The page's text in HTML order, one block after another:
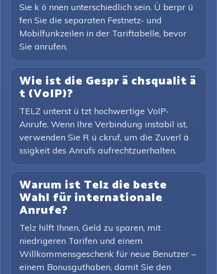
Sie k ö nnen unterschiedlich sein. Ü berpr ü
fen Sie die separaten Festnetz- und
Mobilfunkzeilen in der Tariftabelle, bevor
Sie anrufen.
Wie ist die Gespr ä chsqualit ä
t (VoIP)?
TELZ unterst ü tzt hochwertige VoIP-
Anrufe. Wenn Ihre Verbindung instabil ist,
verwenden Sie R ü ckruf, um die Zuverl ä
ssigkeit des Anrufs aufrechtzuerhalten.
Warum ist Telz die beste
Wahl für internationale
Anrufe?
Telz hilft Ihnen, Geld zu sparen, mit
niedrigeren Tarifen und einem
Willkommensgeschenk für neue Benutzer –
einem Bonusguthaben, damit Sie den